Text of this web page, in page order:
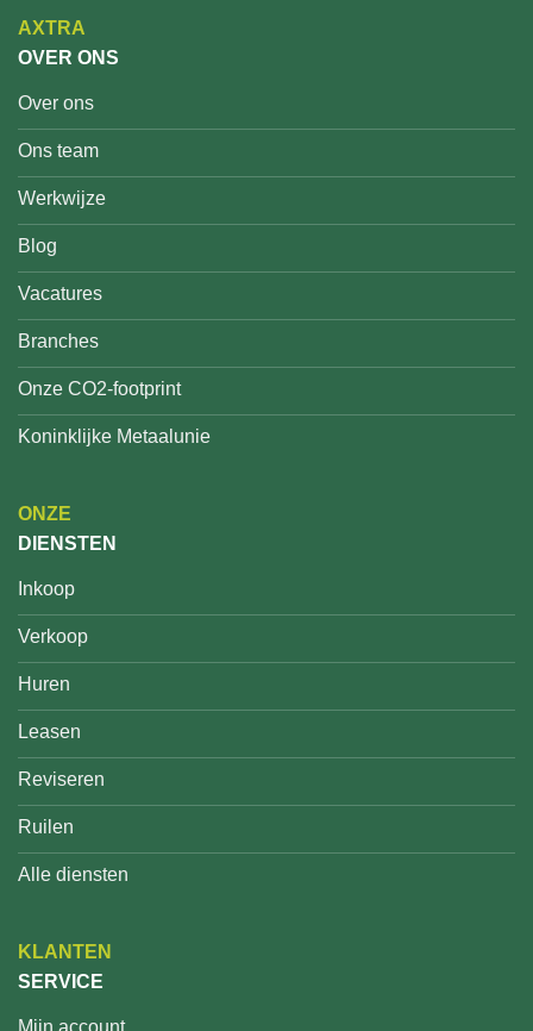
AXTRA
OVER ONS
Over ons
Ons team
Werkwijze
Blog
Vacatures
Branches
Onze CO2-footprint
Koninklijke Metaalunie
ONZE
DIENSTEN
Inkoop
Verkoop
Huren
Leasen
Reviseren
Ruilen
Alle diensten
KLANTEN
SERVICE
Mijn account